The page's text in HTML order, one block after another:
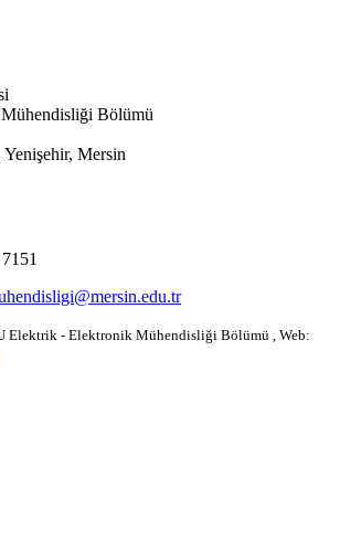
Bölümü
Mersin
Elektrik - Elektronik Mühendisliği Bölümü , Web: